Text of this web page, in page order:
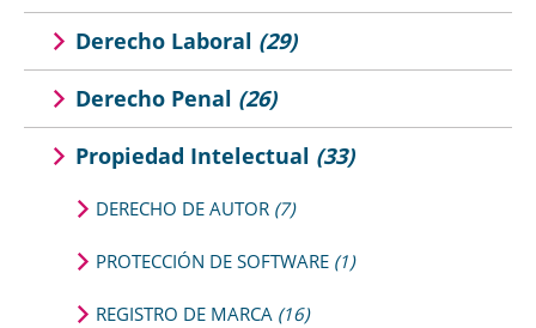
Derecho Laboral (29)
Derecho Penal (26)
Propiedad Intelectual (33)
DERECHO DE AUTOR (7)
PROTECCIÓN DE SOFTWARE (1)
REGISTRO DE MARCA (16)